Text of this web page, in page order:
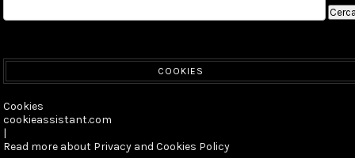
COOKIES
Cookies
cookieassistant.com
|
Read more about Privacy and Cookies Policy